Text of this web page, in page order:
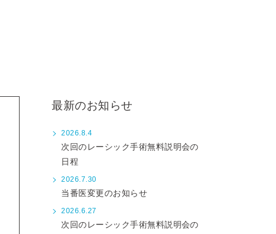
最新のお知らせ
2026.8.4
次回のレーシック手術無料説明会の
日程
2026.7.30
当番医変更のお知らせ
2026.6.27
次回のレーシック手術無料説明会の